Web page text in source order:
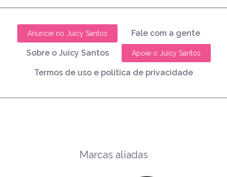
Anuncie no Juicy Santos Fale com a gente
Sobre o Juicy Santos Apoie o Juicy Santos
Termos de uso e política de privacidade
Marcas aliadas